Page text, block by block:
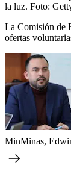
la luz. Foto:
La Comisión de
ofertas
MinMinas,